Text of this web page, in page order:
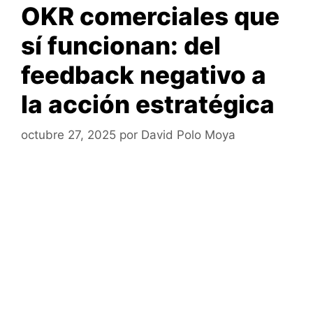
OKR comerciales que
sí funcionan: del
feedback negativo a
la acción estratégica
octubre 27, 2025 por David Polo Moya